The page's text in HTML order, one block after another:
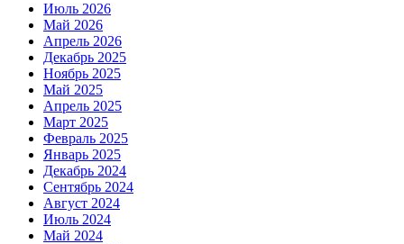
Июль 2026
Май 2026
Апрель 2026
Декабрь 2025
Ноябрь 2025
Май 2025
Апрель 2025
Март 2025
Февраль 2025
Январь 2025
Декабрь 2024
Сентябрь 2024
Август 2024
Июль 2024
Май 2024